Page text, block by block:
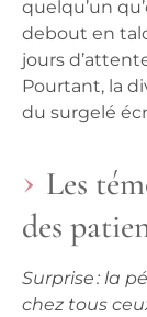
quelqu’un
debout en
jours
Pourtant, la
du surgelé
Les
des
Surprise : la
chez tous